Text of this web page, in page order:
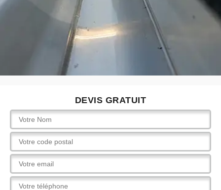
DEVIS GRATUIT